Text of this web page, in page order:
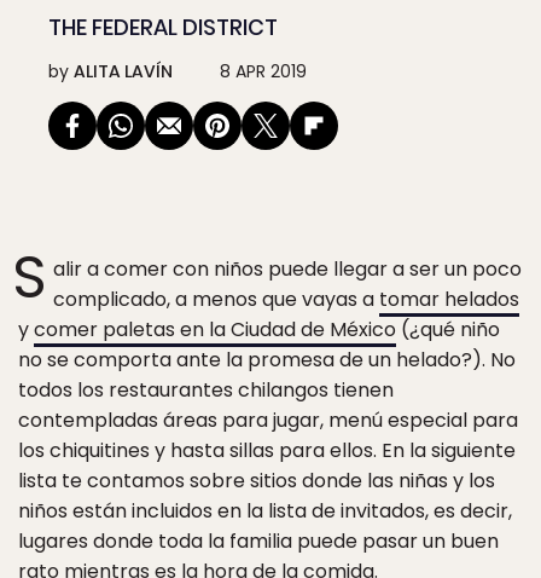
THE FEDERAL DISTRICT
by ALITA LAVÍN 8 APR 2019
S alir a comer con niños puede llegar a ser un poco
complicado, a menos que vayas a tomar helados
ycomer paletas en la Ciudad de México (¿qué niño
no se comporta ante la promesa de un helado?). No
todos los restaurantes chilangos tienen
contempladas áreas para jugar, menú especial para
los chiquitines y hasta sillas para ellos. En la siguiente
lista te contamos sobre sitios donde las niñas y los
niños están incluidos en la lista de invitados, es decir,
lugares donde toda la familia puede pasar un buen
rato mientras es la hora de la comida.